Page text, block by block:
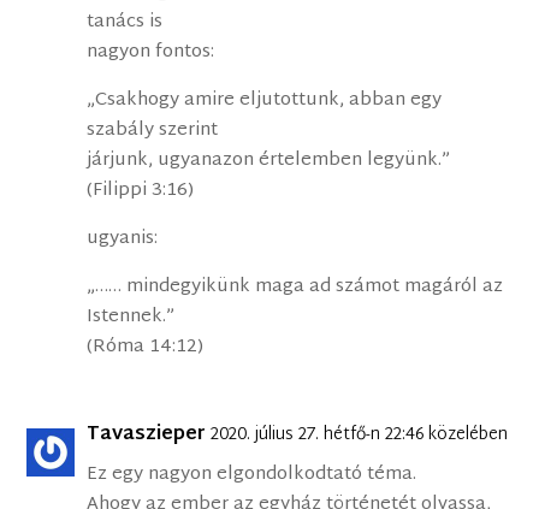
tanács is
nagyon fontos:
„Csakhogy amire eljutottunk, abban egy
szabály szerint
járjunk, ugyanazon értelemben legyünk.”
(Filippi 3:16)
ugyanis:
„…… mindegyikünk maga ad számot magáról az
Istennek.”
(Róma 14:12)
Tavaszieper 2020. július 27. hétfő-n 22:46 közelében
Ez egy nagyon elgondolkodtató téma.